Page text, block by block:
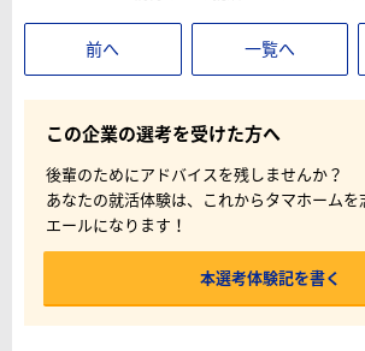
前へ 一覧へ
この企業の選考を受けた方へ
後輩のためにアドバイスを残しませんか？
あなたの就活体験は、これからタマホームを
エールになります！
本選考体験記を書く